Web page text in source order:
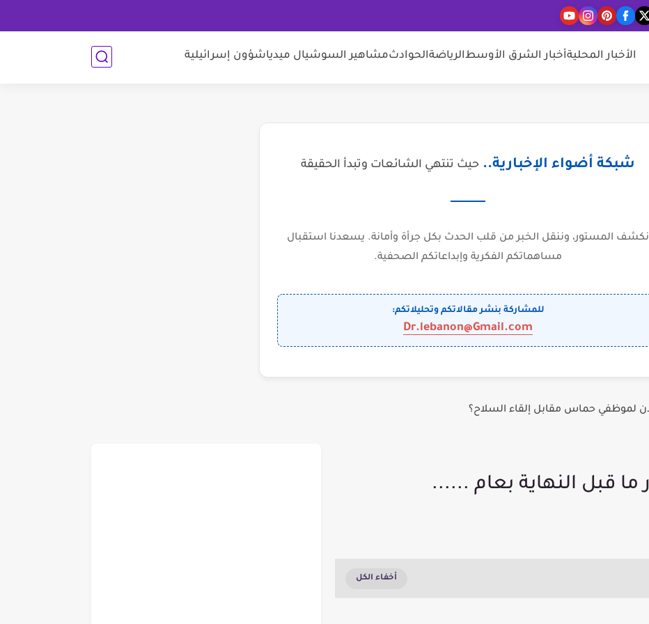
الأخبار المحليةأخبار الشرق الأوسطالرياضةالحوادثمشاهير السوشيال ميدياشؤون إسرائيلية
شبكة أضواء الإخبارية.. حيث تنتهي الشائعات وتبدأ الحقيقة
نكشف المستور، وننقل الخبر من قلب الحدث بكل جرأة وأمانة. يسعدنا استقبال
مساهماتكم الفكرية وإبداعاتكم الصحفية.
للمشاركة بنشر مقالاتكم وتحليلاتكم:
Dr.lebanon@Gmail.com
لموظفي حماس مقابل إلقاء السلاح؟
ما قبل النهاية بعام ......